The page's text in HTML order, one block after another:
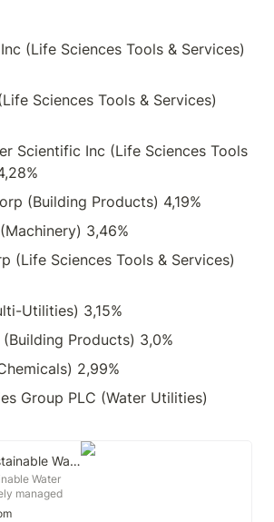
(Life Sciences Tools & Services)
Sciences Tools & Services)
Scientific Inc (Life Sciences Tools
(Building Products) 4,19%
3,46%
(Life Sciences Tools & Services)
Utilities) 3,15%
Products) 3,0%
2,99%
Group PLC (Water Utilities)
RobecoSAM Sustainable Water Equities D EUR - LU2146190835
Water
managed
in